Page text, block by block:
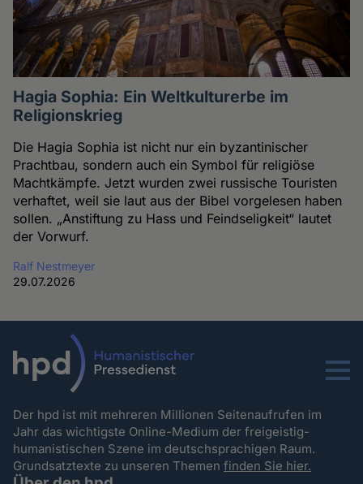
Hagia Sophia: Ein Weltkulturerbe im
Religionskrieg
Die Hagia Sophia ist nicht nur ein byzantinischer
Prachtbau, sondern auch ein Symbol für religiöse
Machtkämpfe. Jetzt wurden zwei russische Touristen
verhaftet, weil sie laut aus der Bibel vorgelesen haben
sollen. „Anstiftung zu Hass und Feindseligkeit“ lautet
der Vorwurf.
Ralf Nestmeyer
29.07.2026
Menu
Der hpd ist mit mehreren Millionen Seitenaufrufen im
Jahr das wichtigste Online-Medium der freigeistig-
humanistischen Szene im deutschsprachigen Raum.
Grundsatztexte zu unseren Themenfinden Sie hier.